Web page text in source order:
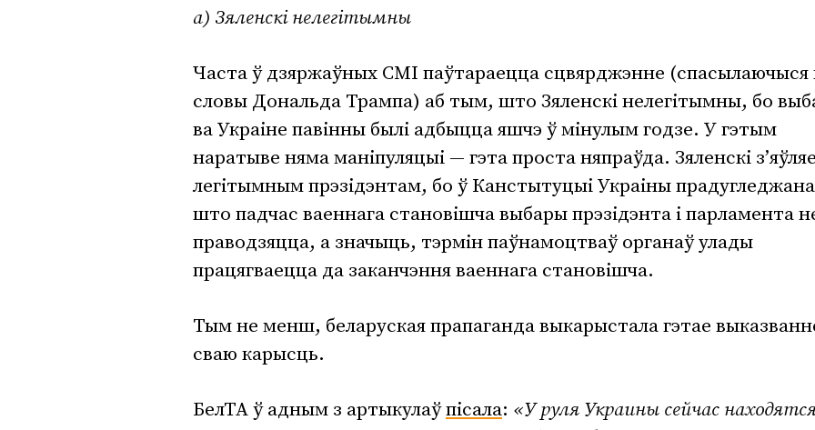
а) Зяленскі нелегітымны
Часта ў дзяржаўных СМІ паўтараецца сцвярджэнне (спасылаючыся
словы Дональда Трампа) аб тым, што Зяленскі нелегітымны, бо
ва Украіне павінны былі адбыцца яшчэ ў мінулым годзе. У гэтым
наратыве няма маніпуляцыі — гэта проста няпраўда. Зяленскі
легітымным прэзідэнтам, бо ў Канстытуцыі Украіны
што падчас ваеннага становішча выбары прэзідэнта і парламента
праводзяцца, а значыць, тэрмін паўнамоцтваў органаў улады
працягваецца да заканчэння ваеннага становішча.
Тым не менш, беларуская прапаганда выкарыстала гэтае
сваю карысць.
БелТА ў адным з артыкулаўпісала: «У руля Украины сейчас